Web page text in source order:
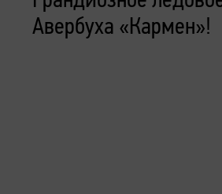
Авербуха «Кармен»!